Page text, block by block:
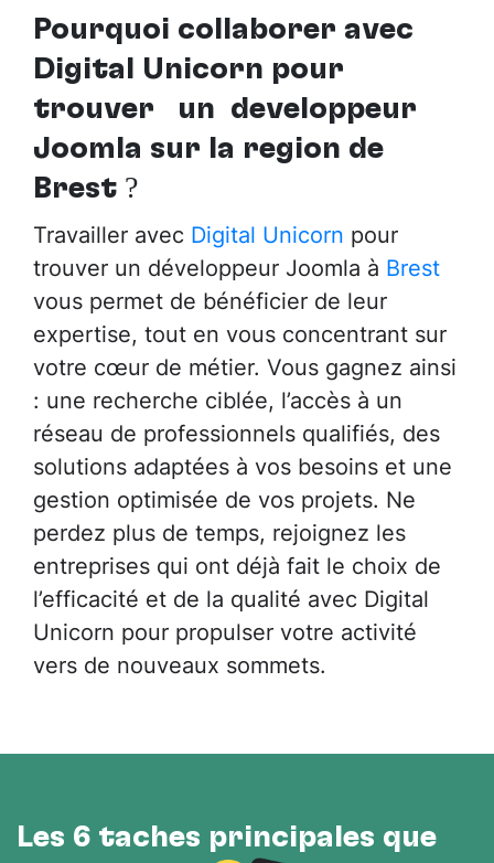
Pourquoi collaborer avec
Digital Unicorn pour
trouver
un développeur
Joomla sur la région de
Brest ?
Travailler avec Digital Unicorn pour
trouver un développeur Joomla à Brest
vous permet de bénéficier de leur
expertise, tout en vous concentrant sur
votre cœur de métier. Vous gagnez ainsi
: une recherche ciblée, l’accès à un
réseau de professionnels qualifiés, des
solutions adaptées à vos besoins et une
gestion optimisée de vos projets. Ne
perdez plus de temps, rejoignez les
entreprises qui ont déjà fait le choix de
l’efficacité et de la qualité avec Digital
Unicorn pour propulser votre activité
vers de nouveaux sommets.
Les 6 tâches principales que